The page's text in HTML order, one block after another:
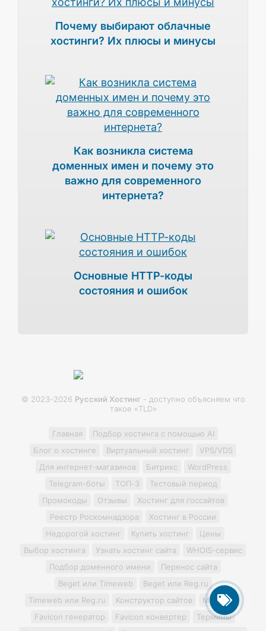
Почему выбирают облачные
хостинги? Их плюсы и минусы
Как возникла система
доменных имен и почему это
важно для современного
интернета?
Основные HTTP-коды
состояния и ошибок
© 2023-2026 Русский Хостинг- доступно объясняем что
такое «TLD»
Главная
Подбор хостинга с помощью AI
Блог о хостинге
Виртуальный хостинг
VPS/VDS
Для интернет-магазинов
Битрикс
WordPress
Telegram-боты
ТОП-3
Тестовый период
Промокоды
Отзывы
Хостинг для госсайтов
Реестр Роскомнадзора
Хостинг в России
Недорогой хостинг
Купить хостинг
Цены
Выбор хостинга
Узнать хостинг сайта
WHOIS-сервис
Подбор доменного имени
Перенос сайта
Beget или Timeweb
Beget или Reg.ru
Timeweb или Reg.ru
Конструктор сайтов
Minecraft
Favicon генератор
Favicon конвертер
Термины